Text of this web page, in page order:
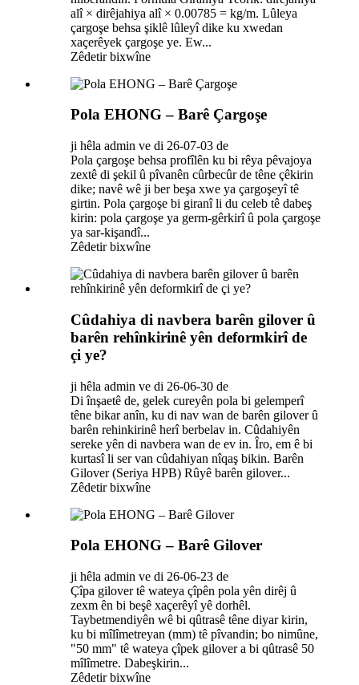
alî × dirêjahiya alî × 0.00785 = kg/m. Lûleya
çargoşe behsa şiklê lûleyî dike ku xwedan
xaçerêyek çargoşe ye. Ew...
Zêdetir bixwîne
Pola EHONG – Barê Çargoşe
ji hêla admin ve di 26-07-03 de
Pola çargoşe behsa profîlên ku bi rêya pêvajoya
zextê di şekil û pîvanên cûrbecûr de têne çêkirin
dike; navê wê ji ber beşa xwe ya çargoşeyî tê
girtin. Pola çargoşe bi giranî li du celeb tê dabeş
kirin: pola çargoşe ya germ-gêrkirî û pola çargoşe
ya sar-kişandî...
Zêdetir bixwîne
Cûdahiya di navbera barên gilover û
barên rehînkirinê yên deformkirî de
çi ye?
ji hêla admin ve di 26-06-30 de
Di înşaetê de, gelek cureyên pola bi gelemperî
têne bikar anîn, ku di nav wan de barên gilover û
barên rehinkirinê herî berbelav in. Cûdahiyên
sereke yên di navbera wan de ev in. Îro, em ê bi
kurtasî li ser van cûdahiyan nîqaş bikin. Barên
Gilover (Seriya HPB) Rûyê barên gilover...
Zêdetir bixwîne
Pola EHONG – Barê Gilover
ji hêla admin ve di 26-06-23 de
Çîpa gilover tê wateya çîpên pola yên dirêj û
zexm ên bi beşê xaçerêyî yê dorhêl.
Taybetmendiyên wê bi qûtrasê têne diyar kirin,
ku bi mîlîmetreyan (mm) tê pîvandin; bo nimûne,
"50 mm" tê wateya çîpek gilover a bi qûtrasê 50
mîlîmetre. Dabeşkirin...
Zêdetir bixwîne